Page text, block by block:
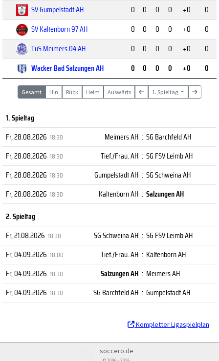
SV Gumpelstadt AH
0 0 0 0 +0
0
SV Kaltenborn 97 AH
0 0 0 0 +0
0
TuS Meimers 04 AH
0 0 0 0 +0
0
Wacker Bad Salzungen AH
0 0 0 0 +0 0
Gesamt Hin Rück Heim Auswärts 1. Spieltag
1. Spieltag
Fr, 28.08.2026 18:30 Meimers AH : SG Barchfeld AH
Fr, 28.08.2026 18:30 Tief./Frau. AH : SG FSV Leimb AH
Fr, 28.08.2026 18:30 Gumpelstadt AH : SG Schweina AH
Fr, 28.08.2026 18:30 Kaltenborn AH : Salzungen AH
2. Spieltag
Fr, 21.08.2026 18:30 SG Schweina AH : SG FSV Leimb AH
Fr, 04.09.2026 18:00 Tief./Frau. AH : Kaltenborn AH
Fr, 04.09.2026 18:30 Salzungen AH : Meimers AH
Fr, 04.09.2026 18:30 SG Barchfeld AH : Gumpelstadt AH
Kompletter Ligaspielplan
soccero.de